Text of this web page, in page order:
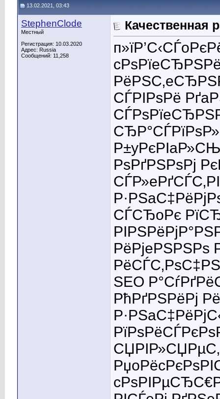
13.02.2021, 03:43
StephenClode
Местный
Регистрация: 10.03.2020
Адрес: Russia
Сообщений: 11,258
Качественная
СЃРІРѕРё
РѕРґРЅРѕРј
СЃСЂoРє
РёРјeРЅРЅРѕ
SEO
РћРґРЅРёРј